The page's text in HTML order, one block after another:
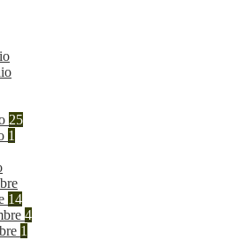
25
1
14
4
1